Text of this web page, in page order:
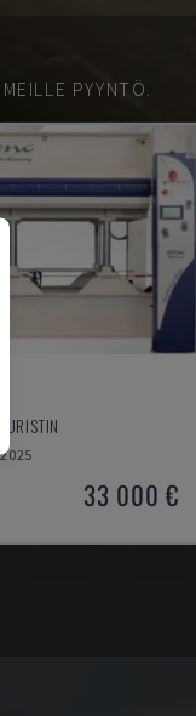
PYYNTÖ.
2025
33 000 €